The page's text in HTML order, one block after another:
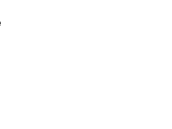
Asymetryczne